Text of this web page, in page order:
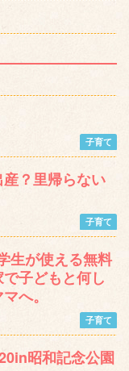
子育て
？里帰らない
子育て
生が使える無料
子どもと何し
へ。
子育て
昭和記念公園